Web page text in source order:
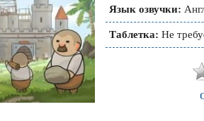
Язык озвучки:
Таблетка: Не